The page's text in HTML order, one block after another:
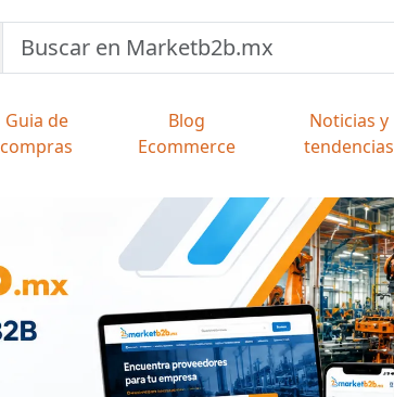
Guia de
compras
Blog
Ecommerce
Noticias y
tendencias